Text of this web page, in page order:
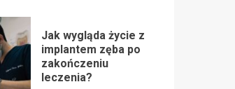
Jak wygląda życie z
implantem zęba po
zakończeniu
leczenia?